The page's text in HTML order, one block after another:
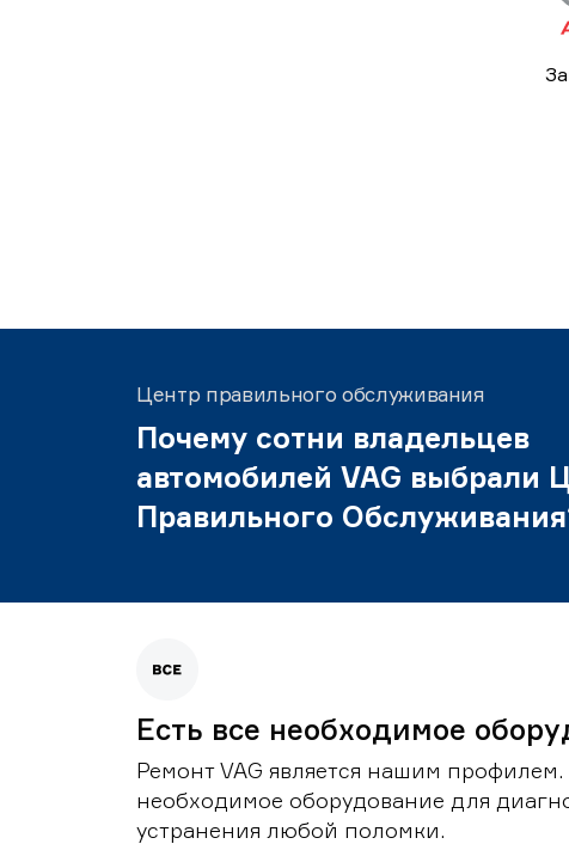
Центр правильного обслуживания
Почему сотни владельцев
автомобилей VAG выбрали
Правильного
Есть все необходимое
Ремонт VAG является нашим профилем.
необходимое оборудование для
устранения любой поломки.